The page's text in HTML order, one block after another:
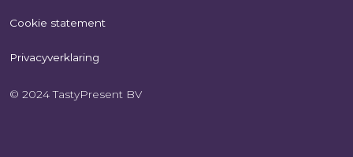
Cookie statement
Privacyverklaring
© 2024 TastyPresent BV